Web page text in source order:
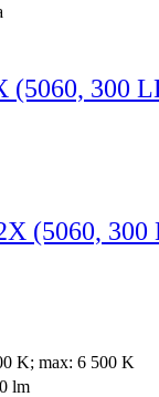
(5060, 300
(5060, 300
K; max: 6 500 K
lm